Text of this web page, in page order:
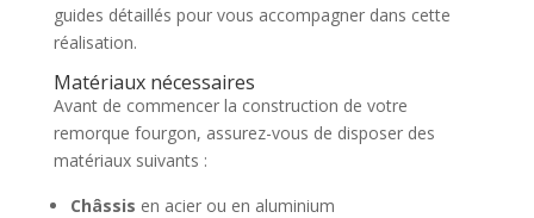
guides détaillés pour vous accompagner dans cette
réalisation.
Matériaux nécessaires
Avant de commencer la construction de votre
remorque fourgon, assurez-vous de disposer des
matériaux suivants :
Châssis en acier ou en aluminium